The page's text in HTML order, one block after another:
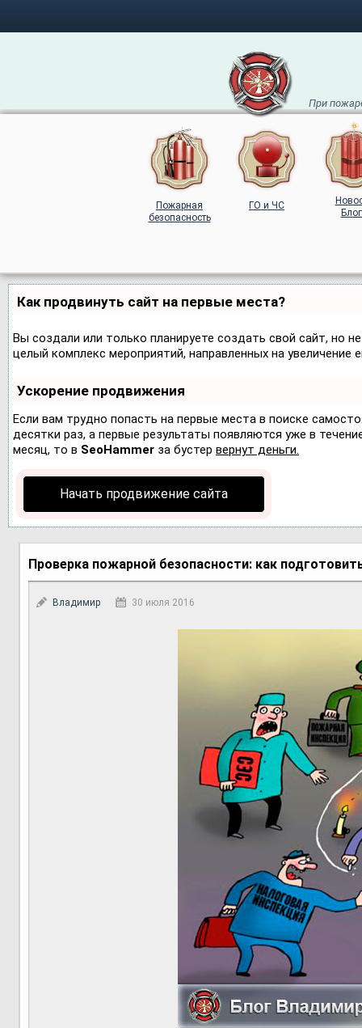
При
Пожарная
безопасность
ГО и ЧС
Как продвинуть сайт на первые места?
Вы создали или только планируете создать свой сайт, но
целый комплекс мероприятий, направленных на
Ускорение продвижения
Если вам трудно попасть на первые места в поиске
десятки раз, а первые результаты появляются уже в
месяц, то в SeoHammer за бустер вернут деньги.
Начать продвижение сайта
Проверка пожарной безопасности: как
Владимир 30 июля 2016